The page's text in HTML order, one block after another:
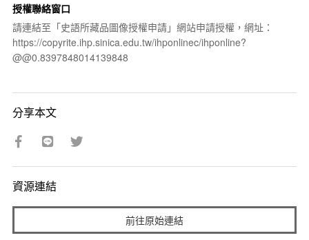
授權聯絡窗口
請連結至「史語所藏品圖像授權申請」網站申請授權，網址：
https://copyrite.ihp.sinica.edu.tw/ihponlinec/ihponline?
@@0.8397848014139848
分享本文
資源連結
前往原始連結